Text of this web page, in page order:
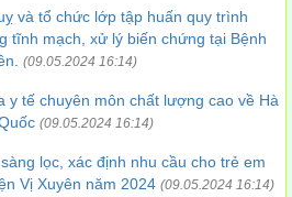
và tổ chức lớp tập huấn quy trình
tĩnh mạch, xử lý biến chứng tại Bệnh
(09.05.2024 16:14)
y tế chuyên môn chất lượng cao về Hà
(09.05.2024 16:14)
lọc, xác định nhu cầu cho trẻ em
Vị Xuyên năm 2024 (09.05.2024 16:14)